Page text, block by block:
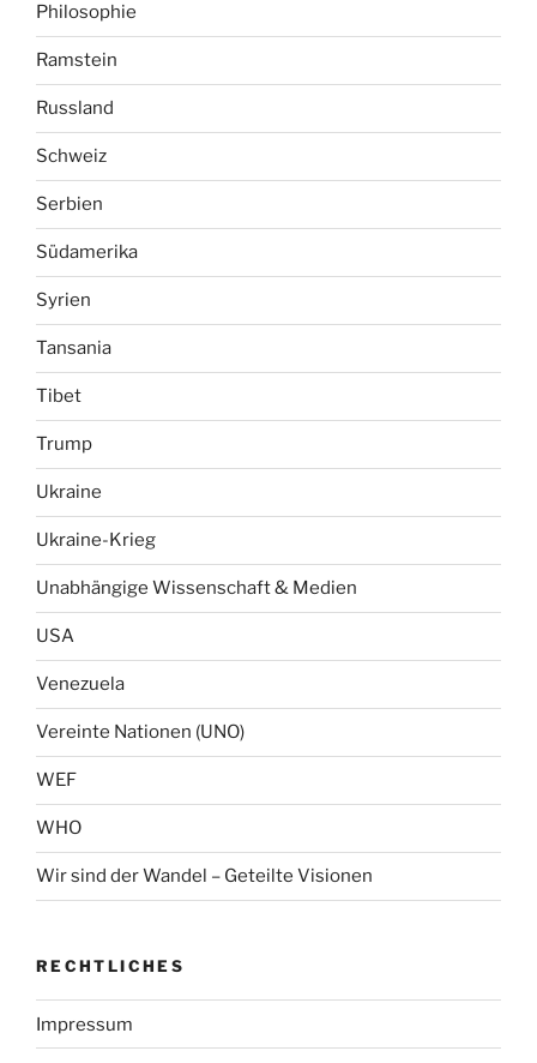
Philosophie
Ramstein
Russland
Schweiz
Serbien
Südamerika
Syrien
Tansania
Tibet
Trump
Ukraine
Ukraine-Krieg
Unabhängige Wissenschaft & Medien
USA
Venezuela
Vereinte Nationen (UNO)
WEF
WHO
Wir sind der Wandel – Geteilte Visionen
RECHTLICHES
Impressum